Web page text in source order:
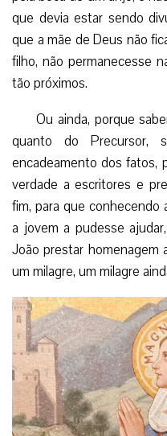
que devia estar sendo
que a mãe de Deus não
filho, não permanecesse
tão próximos.
Ou ainda, porque
quanto do Precursor,
encadeamento dos fatos,
verdade a escritores e
fim, para que conhecendo
a jovem a pudesse
João prestar homenagem
um milagre, um milagre